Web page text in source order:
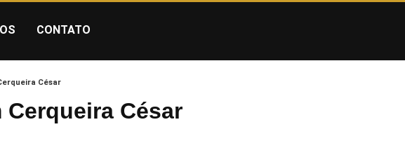
CONTATO
César
César